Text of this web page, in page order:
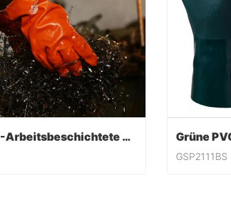
PVC-Arbeitsbeschichtete Handschuhe
GSP2111BS